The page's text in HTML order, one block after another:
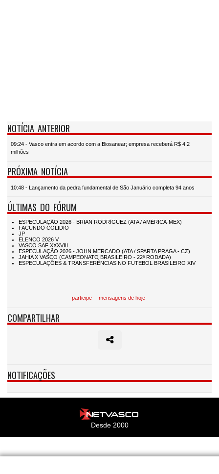
NOTÍCIA ANTERIOR
09:24 - Vasco entra em acordo com a Biosanear; empresa receberá R$ 4,2
milhões
PRÓXIMA NOTÍCIA
10:48 - Lançamento da pedra fundamental de São Januário completa 94 anos
ÚLTIMAS DO FÓRUM
participe mensagens de hoje
COMPARTILHAR
NOTIFICAÇÕES
Desde 2000